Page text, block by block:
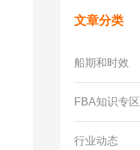
文章分类
船期和时效
FBA知识专区
行业动态